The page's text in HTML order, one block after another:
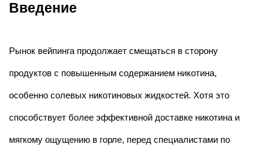
Введение
Рынок вейпинга продолжает смещаться в сторону
продуктов с повышенным содержанием никотина,
особенно солевых никотиновых жидкостей. Хотя это
способствует более эффективной доставке никотина и
мягкому ощущению в горле, перед специалистами по